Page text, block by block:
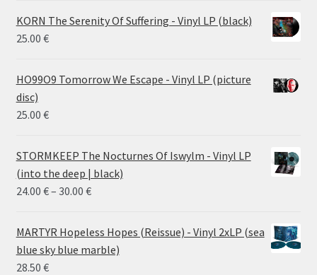
KORN The Serenity Of Suffering - Vinyl LP (black)
25.00 €
HO99O9 Tomorrow We Escape - Vinyl LP (picture
disc)
25.00 €
STORMKEEP The Nocturnes Of Iswylm - Vinyl LP
(into the deep | black)
24.00 €– 30.00 €Price
24.00 €
through
30.00 €
MARTYR Hopeless Hopes (Reissue) - Vinyl 2xLP (sea
blue sky blue marble)
28.50 €